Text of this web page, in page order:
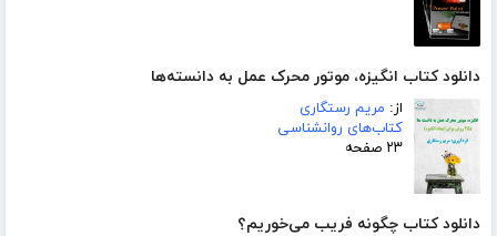
دانلود کتاب انگیزه، موتور محرک عمل به دانسته‌ها
از: مریم رستگاری
کتاب‌های روانشناسی
۲۳ صفحه
دانلود کتاب چگونه فریب می‌خوریم؟